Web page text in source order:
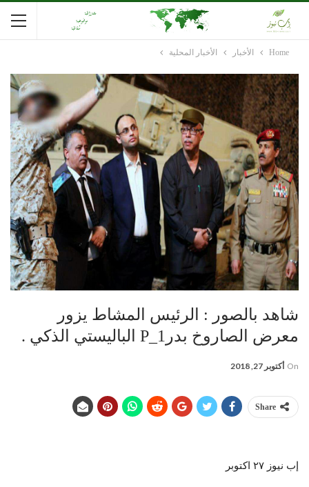
Home الأخبار الأخبار المحلية
شاهد بالصور : الرئيس المشاط يزور
معرض الصاروخ بدر1_P الباليستي الذكي .
On أكتوبر 27, 2018
Share
إب نيوز ٢٧ اكتوبر